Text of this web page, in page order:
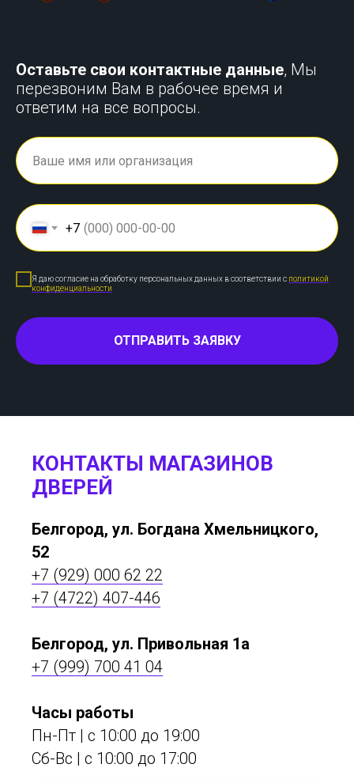
Оставьте свои контактные данные, Мы
перезвоним Вам в рабочее время и
ответим на все вопросы.
+7
Я даю согласие на обработку персональных данных в соответствии с политикой
конфиденциальности
ОТПРАВИТЬ ЗАЯВКУ
КОНТАКТЫ МАГАЗИНОВ
ДВЕРЕЙ
Белгород, ул. Богдана Хмельницкого,
52
+7 (929) 000 62 22
+7 (4722) 407-446
Белгород, ул. Привольная 1а
+7 (999) 700 41 04
Часы работы
Пн-Пт | с 10:00 до 19:00
Сб-Вс | c 10:00 до 17:00